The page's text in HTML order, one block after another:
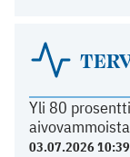
Yli 80
03.07.2026 10:39